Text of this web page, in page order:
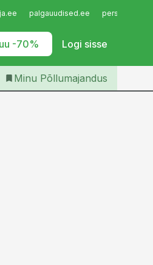
palgauudised.ee
-70% Logi sisse
Iseteenindus
Põllumajandus
Minu Põllumajandus